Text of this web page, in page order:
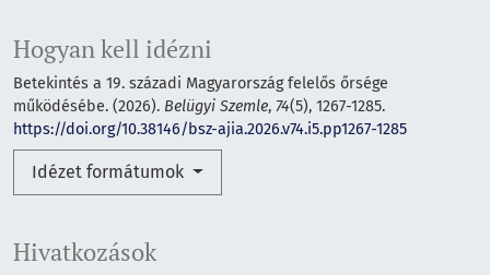
Hogyan kell idézni
Betekintés a 19. századi Magyarország felelős őrsége
működésébe. (2026). Belügyi Szemle, 74(5), 1267-1285.
https://doi.org/10.38146/bsz-ajia.2026.v74.i5.pp1267-1285
Idézet formátumok
Hivatkozások